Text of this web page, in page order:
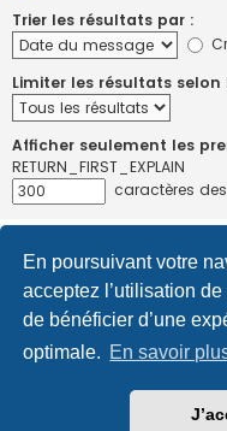
En poursuivant votre
acceptez l’utilisation
de bénéficier d’une
optimale. En savoir
Trier les résultats par :
Limiter les résultats
Afficher seulement les
RETURN_FIRST_EXPLAIN
caractères
Accueil du forum